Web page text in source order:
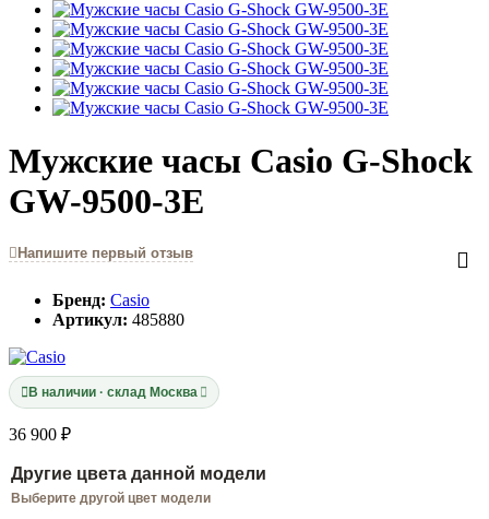
Мужские часы Casio G-Shock
GW-9500-3E
Напишите первый отзыв
Бренд: Casio
Артикул: 485880
В наличии · склад Москва
36 900 ₽
Другие цвета данной модели
Выберите другой цвет модели